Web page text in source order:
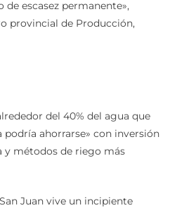
de escasez permanente»,
provincial de Producción,
del 40% del agua que
ahorrarse» con inversión
y métodos de riego más
Juan vive un incipiente